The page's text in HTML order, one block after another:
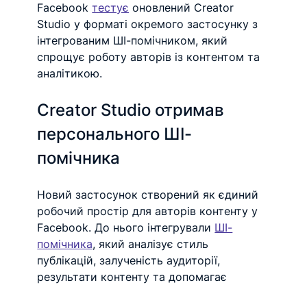
Facebook тестує оновлений Creator
Studio у форматі окремого застосунку з
інтегрованим ШІ-помічником, який
спрощує роботу авторів із контентом та
аналітикою.
Creator Studio отримав
персонального ШІ-
помічника
Новий застосунок створений як єдиний
робочий простір для авторів контенту у
Facebook. До нього інтегрували ШІ-
помічника, який аналізує стиль
публікацій, залученість аудиторії,
результати контенту та допомагає